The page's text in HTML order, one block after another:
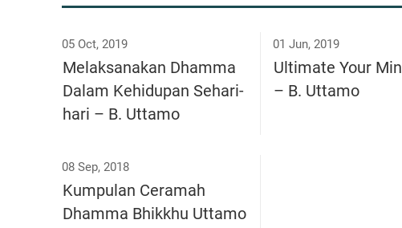
05 Oct, 2019
Melaksanakan Dhamma
Dalam Kehidupan Sehari-
hari – B. Uttamo
01 Jun, 2019
Ultimate Your
– B. Uttamo
08 Sep, 2018
Kumpulan Ceramah
Dhamma Bhikkhu Uttamo